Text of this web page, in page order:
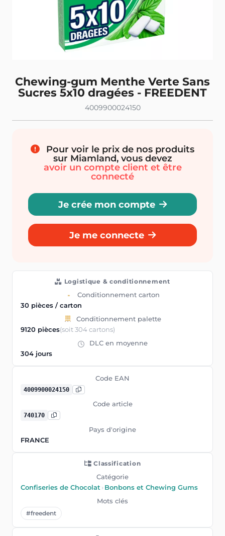
Chewing-gum Menthe Verte Sans
Sucres 5x10 dragées - FREEDENT
4009900024150
Pour voir le prix de nos produits
sur Miamland, vous devez
avoir un compte client et être
connecté
Je crée mon compte
Je me connecte
Logistique & conditionnement
Conditionnement carton
30 pièces / carton
Conditionnement palette
9120 pièces(soit 304 cartons)
DLC en moyenne
304 jours
Code EAN
4009900024150
Code article
740170
Pays d'origine
FRANCE
Classification
Catégorie
Confiseries de Chocolat ›Bonbons et Chewing Gums
Mots clés
#freedent